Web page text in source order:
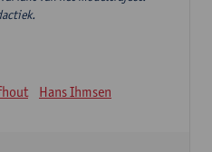
Hans Ihmsen